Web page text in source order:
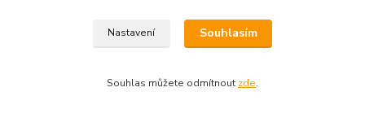
Nastavení Souhlasím
Souhlas můžete odmítnout zde.